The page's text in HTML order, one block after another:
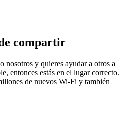
compartir
nosotros y quieres ayudar a otros a
entonces estás en el lugar correcto.
de nuevos Wi-Fi y también